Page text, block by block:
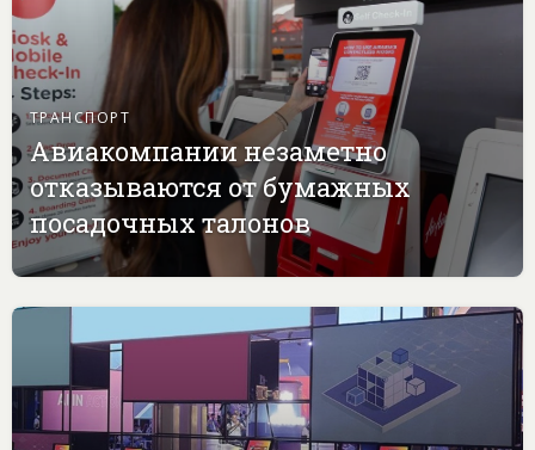
ТРАНСПОРТ
Авиакомпании незаметно
отказываются от бумажных
посадочных талонов